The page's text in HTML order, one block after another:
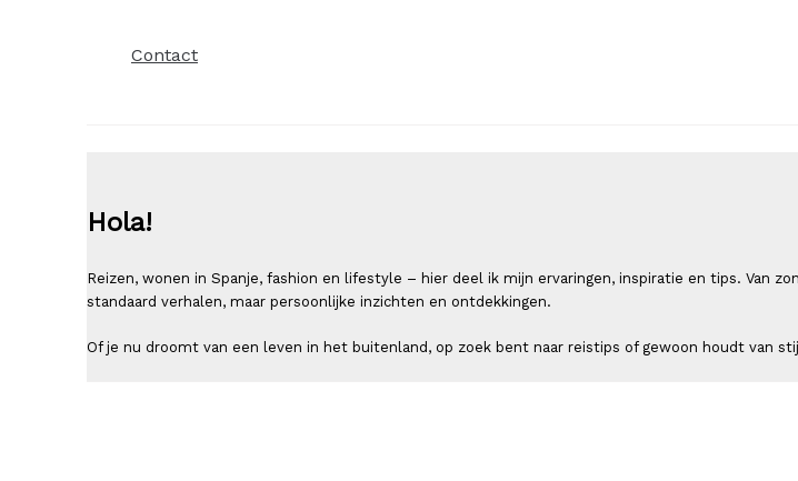
Contact
Hola!
Reizen, wonen in Spanje, fashion en lifestyle – hier deel ik mijn ervaringen, inspiratie en tips. Van
standaard verhalen, maar persoonlijke inzichten en ontdekkingen.
Of je nu droomt van een leven in het buitenland, op zoek bent naar reistips of gewoon houdt van